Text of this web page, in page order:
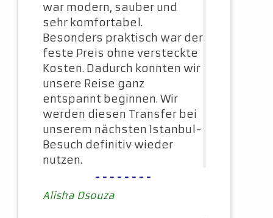
war modern, sauber und
sehr komfortabel.
Besonders praktisch war der
feste Preis ohne versteckte
Kosten. Dadurch konnten wir
unsere Reise ganz
entspannt beginnen. Wir
werden diesen Transfer bei
unserem nächsten Istanbul-
Besuch definitiv wieder
nutzen.
--------
Alisha Dsouza